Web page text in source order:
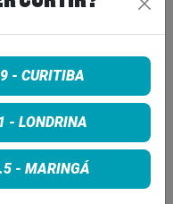
- CURITIBA
- LONDRINA
- MARINGÁ